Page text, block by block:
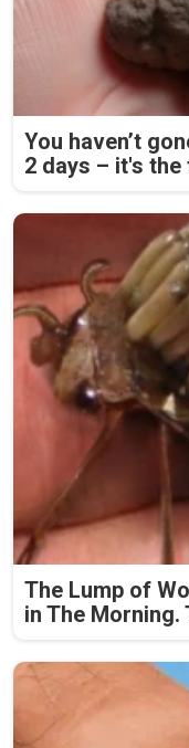
You haven’t
2 days – it's
The Lump of
in The Morning.